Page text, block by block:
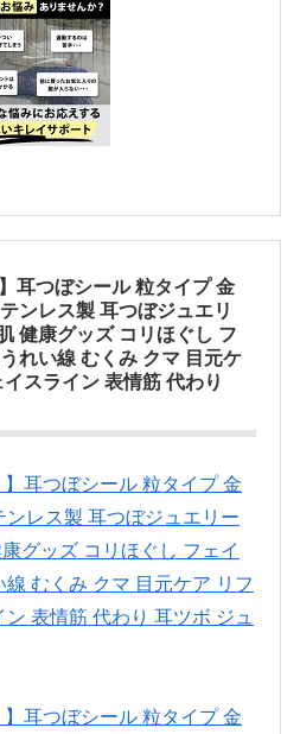
耳つぼシール 粒タイプ 金
ンレス製 耳つぼジュエリ
健康グッズ コリほぐし フ
れい線 むくみ クマ 目元ケ
スライン 表情筋 代わり